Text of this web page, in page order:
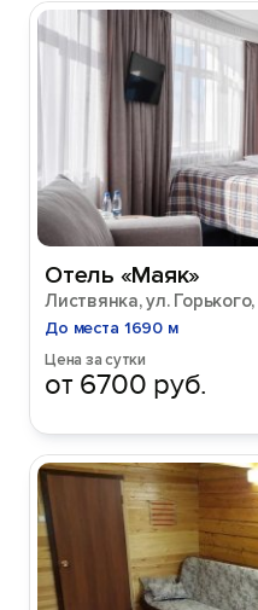
Отель «Маяк»
Листвянка, ул.
До места 1690 м
Цена за сутки
от 6700 руб.